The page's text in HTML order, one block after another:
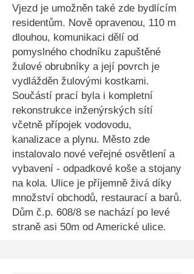
Vjezd je umožněn také zde bydlícím
residentům. Nově opravenou, 110 m
dlouhou, komunikaci dělí od
pomyslného chodníku zapuštěné
žulové obrubníky a její povrch je
vydlážděn žulovými kostkami.
Součástí prací byla i kompletní
rekonstrukce inženýrských sítí
včetně přípojek vodovodu,
kanalizace a plynu. Město zde
instalovalo nové veřejné osvětlení a
vybavení - odpadkové koše a stojany
na kola. Ulice je příjemně živá díky
množství obchodů, restaurací a barů.
Dům č.p. 608/8 se nachází po levé
straně asi 50m od Americké ulice.